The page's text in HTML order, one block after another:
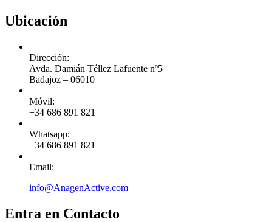
Ubicación
Dirección:
Avda. Damián Téllez Lafuente nº5
Badajoz – 06010
Móvil:
+34 686 891 821
Whatsapp:
+34 686 891 821
Email:
info@AnagenActive.com
Entra en Contacto